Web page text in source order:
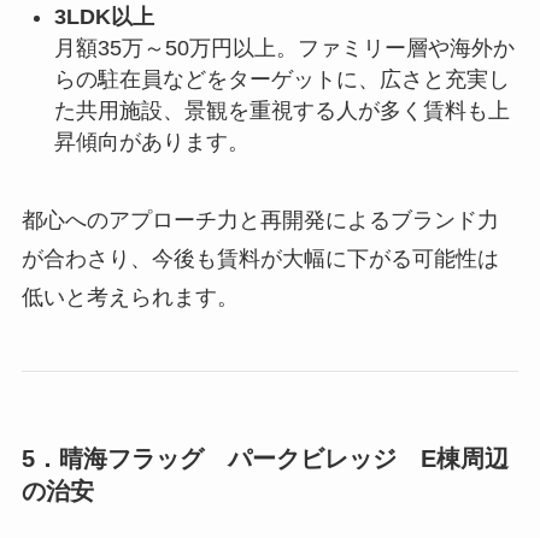
3LDK以上
月額35万～50万円以上。ファミリー層や海外か
らの駐在員などをターゲットに、広さと充実し
た共用施設、景観を重視する人が多く賃料も上
昇傾向があります。
都心へのアプローチ力と再開発によるブランド力
が合わさり、今後も賃料が大幅に下がる可能性は
低いと考えられます。
5．晴海フラッグ パークビレッジ E棟周辺
の治安